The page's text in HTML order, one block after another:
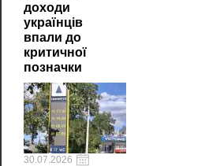
доходи
українців
впали до
критичної
позначки
30.07.2026